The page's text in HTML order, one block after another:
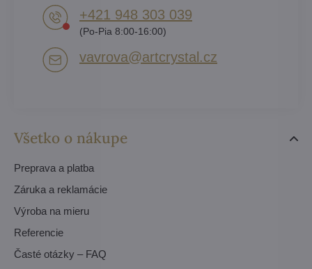
Všetko o nákupe
Preprava a platba
Záruka a reklamácie
Výroba na mieru
Referencie
Časté otázky – FAQ
+421 948 303 039
(Po-Pia 8:00-16:00)
vavrova​@artcrystal​.cz